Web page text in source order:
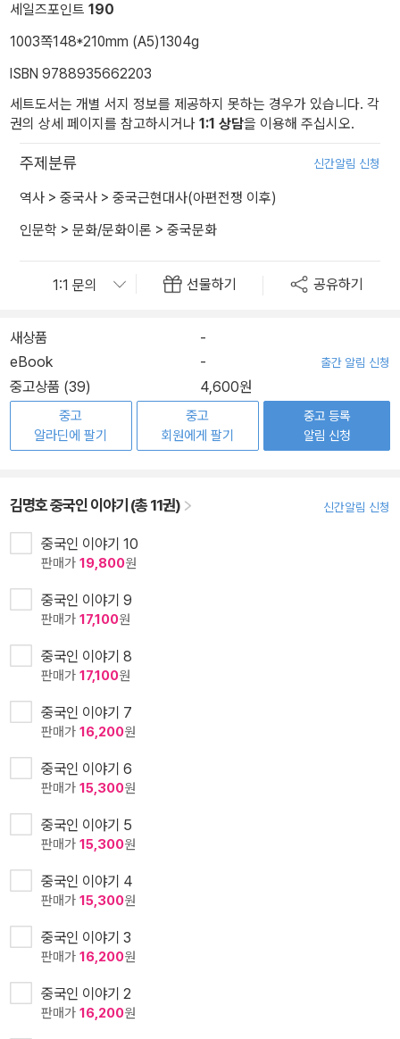
세일즈포인트 190
1003쪽148*210mm (A5)1304g
ISBN 9788935662203
세트도서는 개별 서지 정보를 제공하지 못하는 경우가 있습니다. 각
권의 상세 페이지를 참고하시거나 1:1 상담을 이용해 주십시오.
주제분류 신간알림 신청
역사 > 중국사 > 중국근현대사(아편전쟁 이후)
인문학 > 문화/문화이론 > 중국문화
선물하기 공유하기
새상품
-
eBook
- 출간 알림 신청
중고상품 (39) 4,600원
중고
알라딘에 팔기
중고
회원에게 팔기
중고 등록
알림 신청
김명호 중국인 이야기 (총 11권) 신간알림 신청
중국인 이야기 10
판매가 19,800원
중국인 이야기 9
판매가 17,100원
중국인 이야기 8
판매가 17,100원
중국인 이야기 7
판매가 16,200원
중국인 이야기 6
판매가 15,300원
중국인 이야기 5
판매가 15,300원
중국인 이야기 4
판매가 15,300원
중국인 이야기 3
판매가 16,200원
중국인 이야기 2
판매가 16,200원